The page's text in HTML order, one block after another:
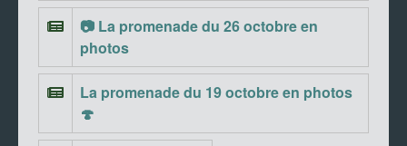
📷 La promenade du 26 octobre en
photos
La promenade du 19 octobre en photos
🍄